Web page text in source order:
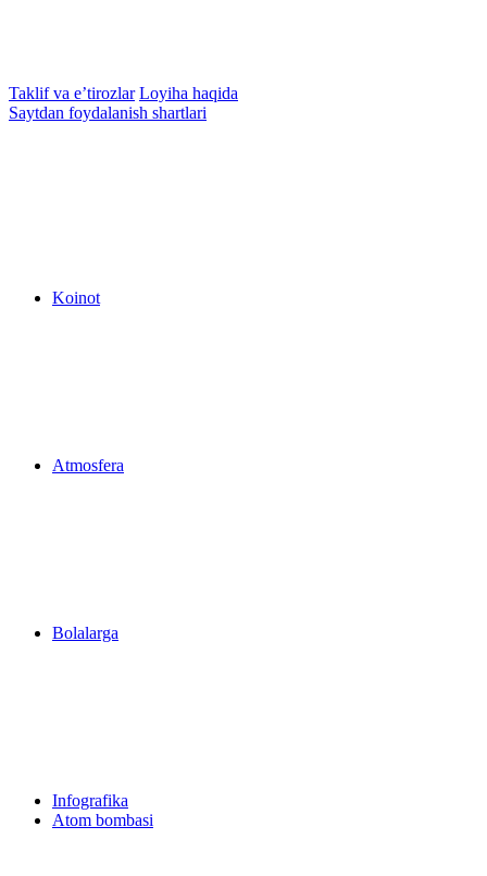
Taklif va e’tirozlar Loyiha haqida
Saytdan foydalanish shartlari
Koinot
Atmosfera
Bolalarga
Infografika
Atom bombasi